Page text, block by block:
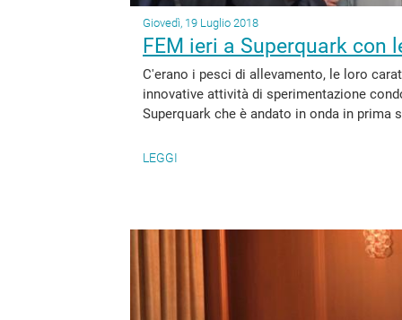
Giovedì, 19 Luglio 2018
FEM ieri a Superquark
C'erano i pesci di allevamento, le loro
innovative attività di sperimentazione
Superquark che è andato in onda in prima
LEGGI